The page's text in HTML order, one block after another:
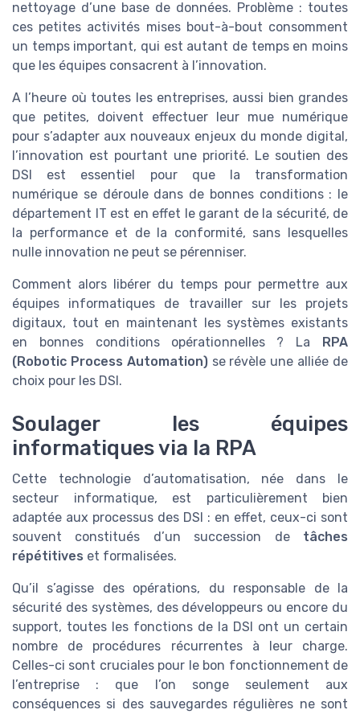
nettoyage d’une base de données. Problème : toutes
ces petites activités mises bout-à-bout consomment
un temps important, qui est autant de temps en moins
que les équipes consacrent à l’innovation.
A l’heure où toutes les entreprises, aussi bien grandes
que petites, doivent effectuer leur mue numérique
pour s’adapter aux nouveaux enjeux du monde digital,
l’innovation est pourtant une priorité. Le soutien des
DSI est essentiel pour que la transformation
numérique se déroule dans de bonnes conditions : le
département IT est en effet le garant de la sécurité, de
la performance et de la conformité, sans lesquelles
nulle innovation ne peut se pérenniser.
Comment alors libérer du temps pour permettre aux
équipes informatiques de travailler sur les projets
digitaux, tout en maintenant les systèmes existants
en bonnes conditions opérationnelles ? La RPA
(Robotic Process Automation)se révèle une alliée de
choix pour les DSI.
Soulager les équipes
informatiques via la RPA
Cette technologie d’automatisation, née dans le
secteur informatique, est particulièrement bien
adaptée aux processus des DSI : en effet, ceux-ci sont
souvent constitués d’un succession de tâches
répétitives et formalisées.
Qu’il s’agisse des opérations, du responsable de la
sécurité des systèmes, des développeurs ou encore du
support, toutes les fonctions de la DSI ont un certain
nombre de procédures récurrentes à leur charge.
Celles-ci sont cruciales pour le bon fonctionnement de
l’entreprise : que l’on songe seulement aux
conséquences si des sauvegardes régulières ne sont